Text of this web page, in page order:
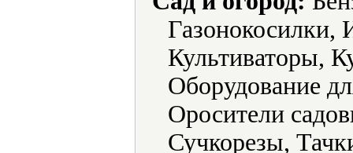
Газонокосилки,
Культиваторы,
Оборудование
Оросители
Сучкорезы,